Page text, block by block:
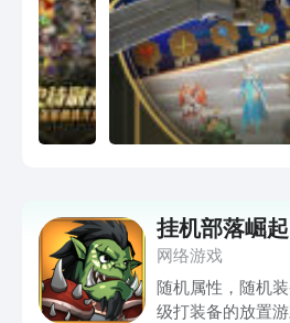
挂机部落崛起
网络游戏
随机属性，随机
级打装备的放置